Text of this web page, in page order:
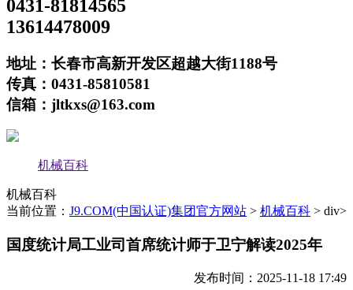
0431-81814565
13614478009
地址：长春市高新开发区超越大街1188号
传真：0431-85810581
信箱：jltkxs@163.com
机械百科
机械百科
当前位置： J9.COM(中国认证)集团官方网站 > 机械百科 > div>
国度统计局工业司首席统计师于卫宁解读2025年
发布时间：2025-11-18 17:49